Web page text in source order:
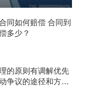
登记结婚吗？
在的地方是云南
作没有护照该怎么
如何赔偿 合同到
多少？
的原则有调解优先
争议的途径和方法
速看